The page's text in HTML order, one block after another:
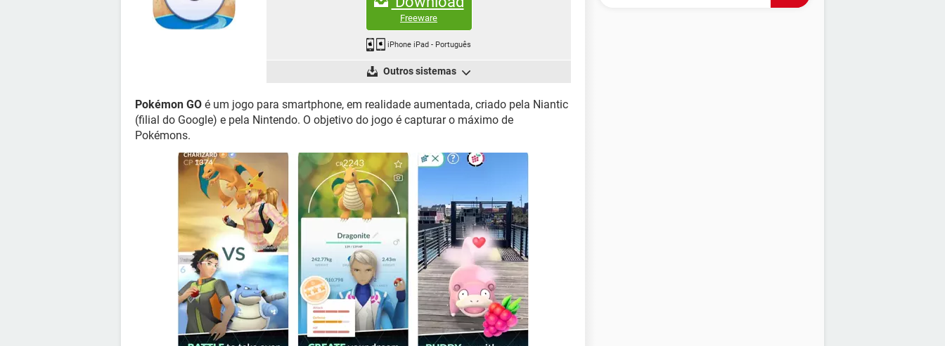
Freeware
iPhone iPad- Português
Outros sistemas
Pokémon GO é um jogo para smartphone, em realidade aumentada, criado pela Niantic
(filial do Google) e pela Nintendo. O objetivo do jogo é capturar o máximo de
Pokémons.